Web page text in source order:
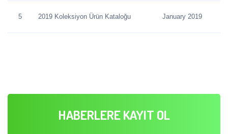
5 2019 Koleksiyon Ürün Kataloğu January 2019
HABERLERE KAYIT OL